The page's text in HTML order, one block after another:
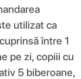
utilizat ca
între 1
pe zi, copiii cu
5 biberoane,